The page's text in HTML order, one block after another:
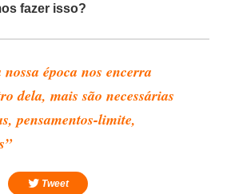
fazer isso?
época nos encerra
dela, mais são necessárias
pensamentos-limite,
Tweet